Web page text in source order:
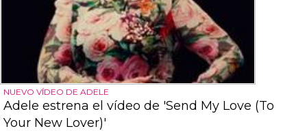
NUEVO VÍDEO DE ADELE
Adele estrena el vídeo de 'Send My Love (To
Your New Lover)'